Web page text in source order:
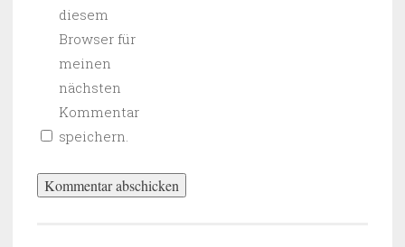
diesem
Browser für
meinen
nächsten
Kommentar
speichern.